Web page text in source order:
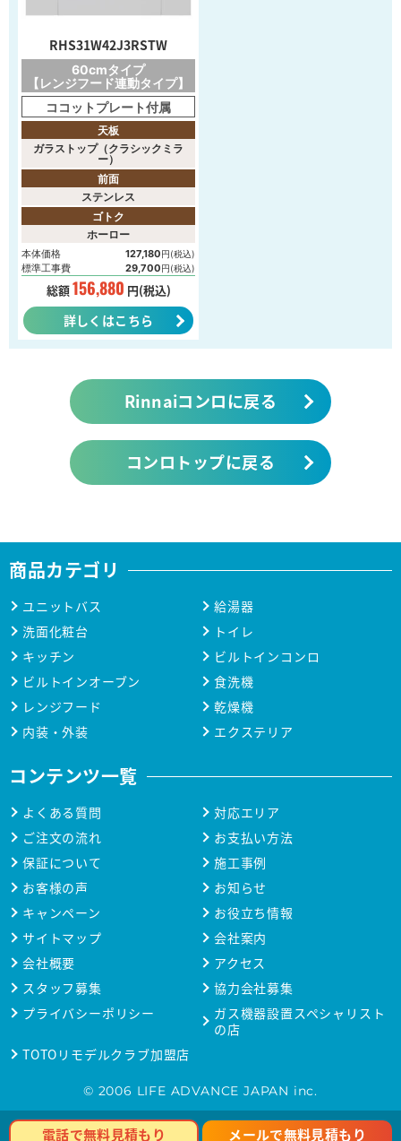
RHS31W42J3RSTW
60cmタイプ
【レンジフード連動タイプ】
ココットプレート付属
天板
ガラストップ（クラシックミラ
ー）
前面
ステンレス
ゴトク
ホーロー
本体価格 127,180円(税込)
標準工事費 29,700円(税込)
総額156,880 円(税込)
詳しくはこちら
Rinnaiコンロに戻る
コンロトップに戻る
商品カテゴリ
ユニットバス
給湯器
洗面化粧台
トイレ
キッチン
ビルトインコンロ
ビルトインオーブン
食洗機
レンジフード
乾燥機
内装・外装
エクステリア
コンテンツ一覧
よくある質問
対応エリア
ご注文の流れ
お支払い方法
保証について
施工事例
お客様の声
お知らせ
キャンペーン
お役立ち情報
サイトマップ
会社案内
会社概要
アクセス
スタッフ募集
協力会社募集
プライバシーポリシー
ガス機器設置スペシャリスト
の店
TOTOリモデルクラブ加盟店
© 2006 LIFE ADVANCE JAPAN inc.
電話で無料見積もり メールで無料見積もり